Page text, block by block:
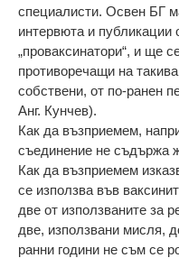
специалисти. Освен БГ
интервюта и публикации
„проваксинатори“, и ще
противоречащи на
собствени, от по-ранен
Анг. Кунчев).
Как да възприемем,
съединение не съдържа
Как да възприемем
се използва във
две от използваните за
две, използвани мисля,
ранни години не съм се